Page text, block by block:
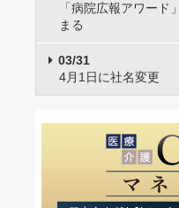
「病院広報アワード
まる
03/31
4月1日に社名変更